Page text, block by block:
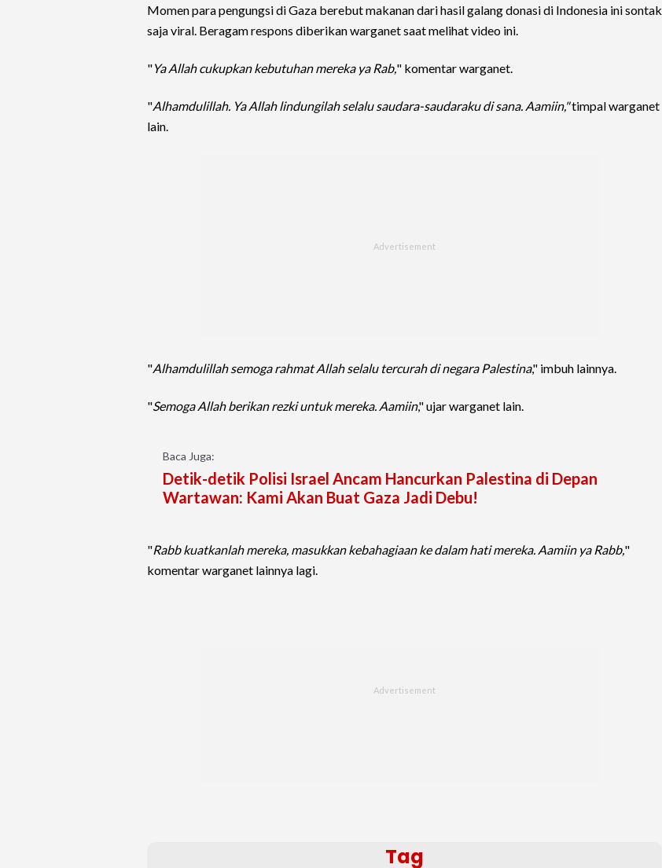
Momen para pengungsi di Gaza berebut makanan dari hasil galang donasi di Indonesia ini sontak
saja viral. Beragam respons diberikan warganet saat melihat video ini.
"Ya Allah cukupkan kebutuhan mereka ya Rab," komentar warganet.
"Alhamdulillah. Ya Allah lindungilah selalu saudara-saudaraku di sana. Aamiin,"timpal warganet
lain.
"Alhamdulillah semoga rahmat Allah selalu tercurah di negara Palestina," imbuh lainnya.
"Semoga Allah berikan rezki untuk mereka. Aamiin," ujar warganet lain.
Baca Juga:
Detik-detik Polisi Israel Ancam Hancurkan Palestina di Depan
Wartawan: Kami Akan Buat Gaza Jadi Debu!
"Rabb kuatkanlah mereka, masukkan kebahagiaan ke dalam hati mereka. Aamiin ya Rabb,"
komentar warganet lainnya lagi.
Tag